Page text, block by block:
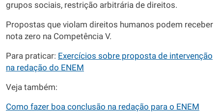
grupos sociais, restrição arbitrária de direitos.
Propostas que violam direitos humanos podem receber
nota zero na Competência V.
Para praticar: Exercícios sobre proposta de intervenção
na redação do ENEM
Veja também:
Como fazer boa conclusão na redação para o ENEM